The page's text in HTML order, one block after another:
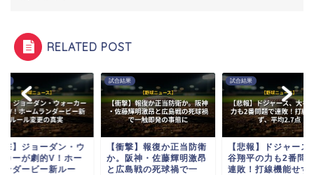
RELATED POST
撃】ジョーダン・ウ
カーが劇的V！ホー
ンダービー新ルー
試合結果
【衝撃】報復か正当防衛
か。阪神・佐藤輝明激昂
と広島戦の死球禍で一
試合結果
【悲報】ドジャース
谷翔平の力も2番問
連敗！打線機能せず